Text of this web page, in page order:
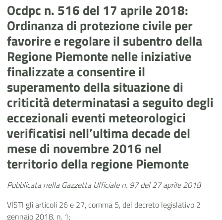
Ocdpc n. 516 del 17 aprile 2018:
Ordinanza di protezione civile per
favorire e regolare il subentro della
Regione Piemonte nelle iniziative
finalizzate a consentire il
superamento della situazione di
criticità determinatasi a seguito degli
eccezionali eventi meteorologici
verificatisi nell’ultima decade del
mese di novembre 2016 nel
territorio della regione Piemonte
Pubblicata nella Gazzetta Ufficiale n. 97 del 27 aprile 2018
VISTI gli articoli 26 e 27, comma 5, del decreto legislativo 2
gennaio 2018, n. 1;